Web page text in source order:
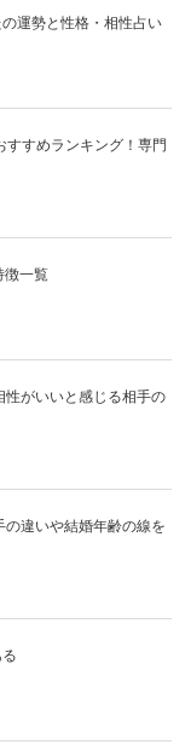
の運勢と性格・相性占い
すすめランキング！専門
徴一覧
性がいいと感じる相手の
違いや結婚年齢の線を